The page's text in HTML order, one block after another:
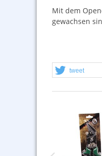
Mit dem
gewachsen
tweet